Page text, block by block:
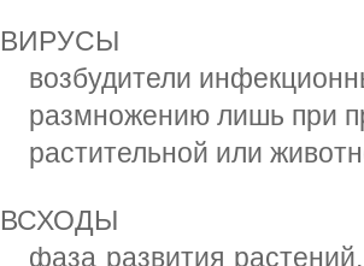
ВИРУСЫ
возбудители
размножению лишь при
растительной или
ВСХОДЫ
фаза развития